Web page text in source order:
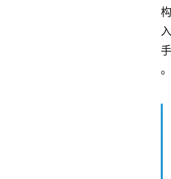
构
入
手
。